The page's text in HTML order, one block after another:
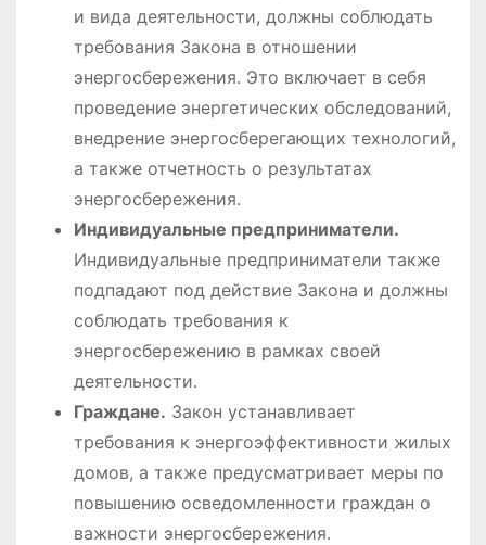
и вида деятельности, должны соблюдать
требования Закона в отношении
энергосбережения․ Это включает в себя
проведение энергетических обследований,
внедрение энергосберегающих технологий,
а также отчетность о результатах
энергосбережения․
Индивидуальные предприниматели․
Индивидуальные предприниматели также
подпадают под действие Закона и должны
соблюдать требования к
энергосбережению в рамках своей
деятельности․
Граждане․ Закон устанавливает
требования к энергоэффективности жилых
домов, а также предусматривает меры по
повышению осведомленности граждан о
важности энергосбережения․